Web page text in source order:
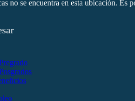
no se encuentra en esta ubicación. Es